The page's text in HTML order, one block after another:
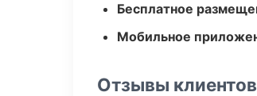
Бесплатное
Мобильное
Отзывы клиентов